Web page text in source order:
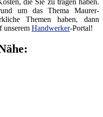
um das Thema Maurer-
Themen haben, dann
unserem Handwerker-Portal!